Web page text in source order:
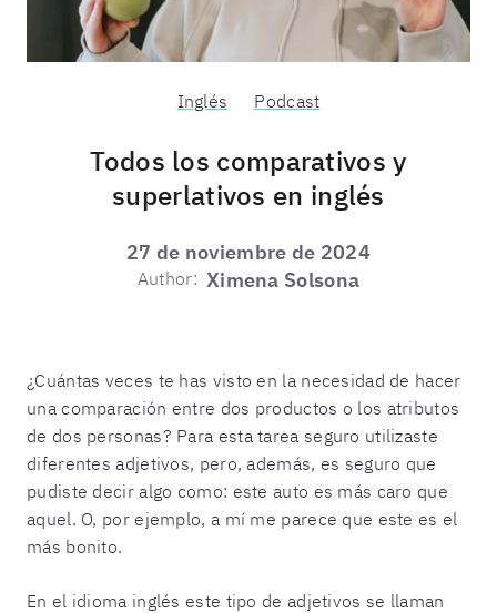
Inglés Podcast
Todos los comparativos y
superlativos en inglés
27 de noviembre de 2024
Author: Ximena Solsona
¿Cuántas veces te has visto en la necesidad de hacer
una comparación entre dos productos o los atributos
de dos personas? Para esta tarea seguro utilizaste
diferentes adjetivos, pero, además, es seguro que
pudiste decir algo como: este auto es más caro que
aquel. O, por ejemplo, a mí me parece que este es el
más bonito.
En el idioma inglés este tipo de adjetivos se llaman